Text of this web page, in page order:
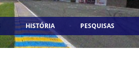
HISTÓRIA PESQUISAS